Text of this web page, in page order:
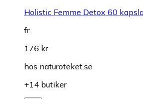
Holistic Femme Detox 60
fr.
176 kr
hos naturoteket.se
+14 butiker